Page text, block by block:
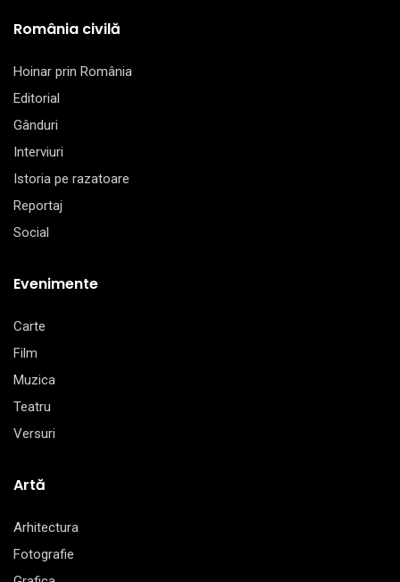
România civilă
Hoinar prin România
Editorial
Gânduri
Interviuri
Istoria pe razatoare
Reportaj
Social
Evenimente
Carte
Film
Muzica
Teatru
Versuri
Artă
Arhitectura
Fotografie